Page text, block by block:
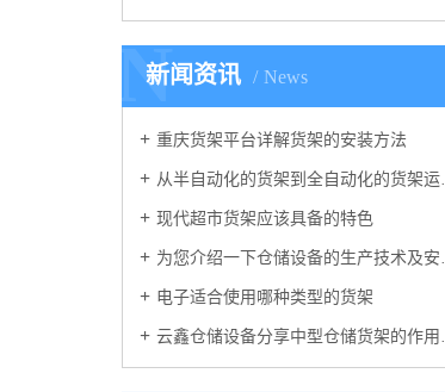
新闻资讯 News
N
重庆货架平台详解货架的安装方法
从半自动化的货架到全自动化的货架运行，我们的仓库货架发生了重大改变
现代超市货架应该具备的特色
为您介绍一下仓储设备的生产技术及安全系数
电子适合使用哪种类型的货架
云鑫仓储设备分享中型仓储货架的作用有哪些？